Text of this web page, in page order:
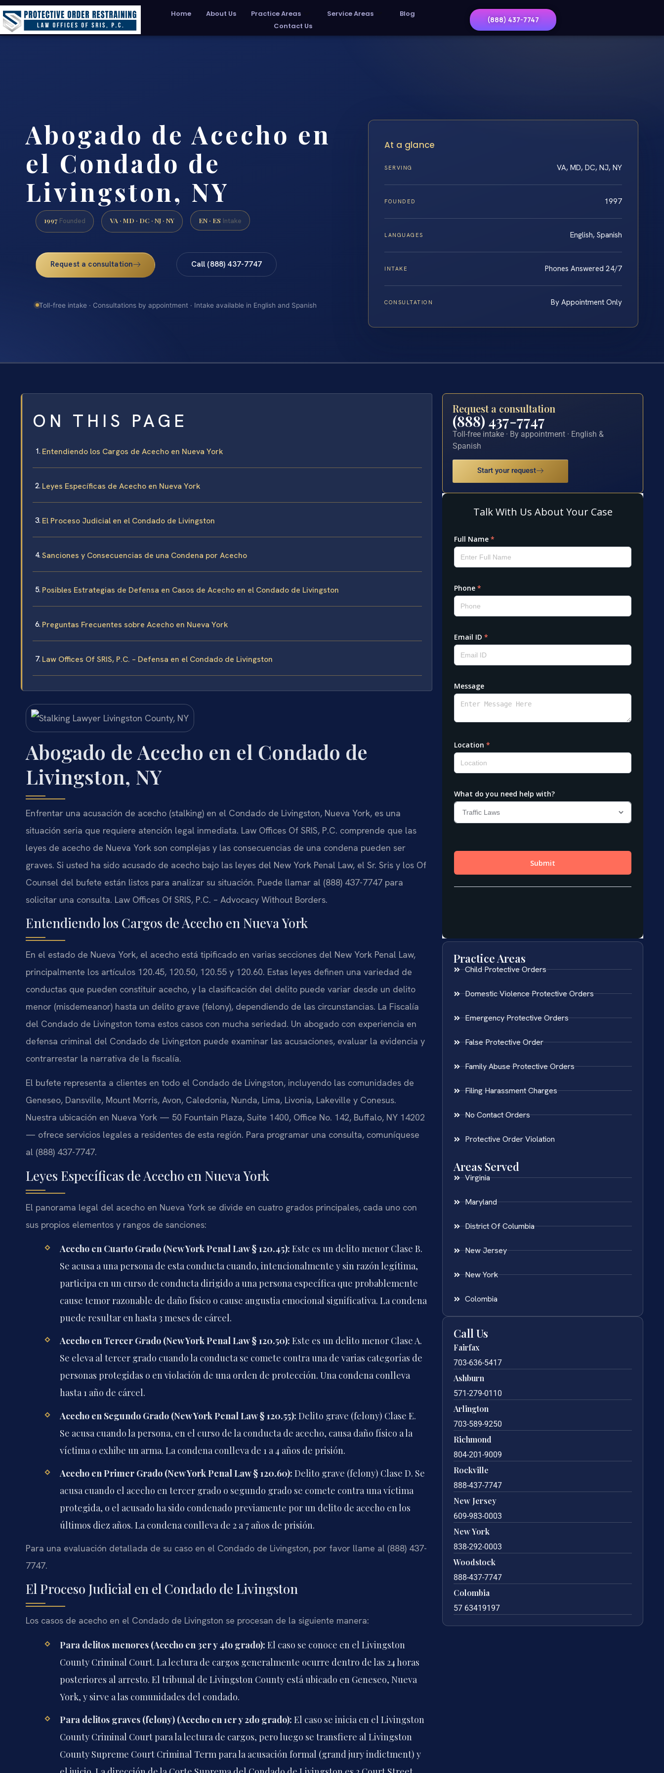
Home About Us Practice Areas Service Areas
Blog
Contact Us
(888) 437-7747
Abogado de Acecho en
el Condado de
Livingston, NY
1997 Founded VA · MD · DC · NJ · NY EN · ES Intake
Request a consultation Call (888) 437-7747
Toll-free intake · Consultations by appointment · Intake available in English and Spanish
At a glance
SERVING VA, MD, DC, NJ, NY
FOUNDED 1997
LANGUAGES English, Spanish
INTAKE Phones Answered 24/7
CONSULTATION By Appointment Only
ON THIS PAGE
Entendiendo los Cargos de Acecho en Nueva York
Leyes Específicas de Acecho en Nueva York
El Proceso Judicial en el Condado de Livingston
Sanciones y Consecuencias de una Condena por Acecho
Posibles Estrategias de Defensa en Casos de Acecho en el Condado de Livingston
Preguntas Frecuentes sobre Acecho en Nueva York
Law Offices Of SRIS, P.C. – Defensa en el Condado de Livingston
Abogado de Acecho en el Condado de
Livingston, NY
Enfrentar una acusación de acecho (stalking) en el Condado de Livingston, Nueva York, es una
situación seria que requiere atención legal inmediata. Law Offices Of SRIS, P.C. comprende que las
leyes de acecho de Nueva York son complejas y las consecuencias de una condena pueden ser
graves. Si usted ha sido acusado de acecho bajo las leyes del New York Penal Law, el Sr. Sris y los Of
Counsel del bufete están listos para analizar su situación. Puede llamar al (888) 437-7747 para
solicitar una consulta. Law Offices Of SRIS, P.C. – Advocacy Without Borders.
Entendiendo los Cargos de Acecho en Nueva York
En el estado de Nueva York, el acecho está tipificado en varias secciones del New York Penal Law,
principalmente los artículos 120.45, 120.50, 120.55 y 120.60. Estas leyes definen una variedad de
conductas que pueden constituir acecho, y la clasificación del delito puede variar desde un delito
menor (misdemeanor) hasta un delito grave (felony), dependiendo de las circunstancias. La Fiscalía
del Condado de Livingston toma estos casos con mucha seriedad. Un abogado con experiencia en
defensa criminal del Condado de Livingston puede examinar las acusaciones, evaluar la evidencia y
contrarrestar la narrativa de la fiscalía.
El bufete representa a clientes en todo el Condado de Livingston, incluyendo las comunidades de
Geneseo, Dansville, Mount Morris, Avon, Caledonia, Nunda, Lima, Livonia, Lakeville y Conesus.
Nuestra ubicación en Nueva York — 50 Fountain Plaza, Suite 1400, Office No. 142, Buffalo, NY 14202
— ofrece servicios legales a residentes de esta región. Para programar una consulta, comuníquese
al (888) 437-7747.
Leyes Específicas de Acecho en Nueva York
El panorama legal del acecho en Nueva York se divide en cuatro grados principales, cada uno con
sus propios elementos y rangos de sanciones:
Acecho en Cuarto Grado (New York Penal Law § 120.45): Este es un delito menor Clase B.
Se acusa a una persona de esta conducta cuando, intencionalmente y sin razón legítima,
participa en un curso de conducta dirigido a una persona específica que probablemente
cause temor razonable de daño físico o cause angustia emocional significativa. La condena
puede resultar en hasta 3 meses de cárcel.
Acecho en Tercer Grado (New York Penal Law § 120.50): Este es un delito menor Clase A.
Se eleva al tercer grado cuando la conducta se comete contra una de varias categorías de
personas protegidas o en violación de una orden de protección. Una condena conlleva
hasta 1 año de cárcel.
Acecho en Segundo Grado (New York Penal Law § 120.55): Delito grave (felony) Clase E.
Se acusa cuando la persona, en el curso de la conducta de acecho, causa daño físico a la
víctima o exhibe un arma. La condena conlleva de 1 a 4 años de prisión.
Acecho en Primer Grado (New York Penal Law § 120.60): Delito grave (felony) Clase D. Se
acusa cuando el acecho en tercer grado o segundo grado se comete contra una víctima
protegida, o el acusado ha sido condenado previamente por un delito de acecho en los
últimos diez años. La condena conlleva de 2 a 7 años de prisión.
Para una evaluación detallada de su caso en el Condado de Livingston, por favor llame al (888) 437-
7747.
El Proceso Judicial en el Condado de Livingston
Los casos de acecho en el Condado de Livingston se procesan de la siguiente manera:
Para delitos menores (Acecho en 3er y 4to grado): El caso se conoce en el Livingston
County Criminal Court. La lectura de cargos generalmente ocurre dentro de las 24 horas
posteriores al arresto. El tribunal de Livingston County está ubicado en Geneseo, Nueva
York, y sirve a las comunidades del condado.
Para delitos graves (felony) (Acecho en 1er y 2do grado): El caso se inicia en el Livingston
County Criminal Court para la lectura de cargos, pero luego se transfiere al Livingston
County Supreme Court Criminal Term para la acusación formal (grand jury indictment) y
Request a consultation
(888) 437-7747
Toll-free intake · By appointment · English &
Spanish
Start your request
Practice Areas
Child Protective Orders
Domestic Violence Protective Orders
Emergency Protective Orders
False Protective Order
Family Abuse Protective Orders
Filing Harassment Charges
No Contact Orders
Protective Order Violation
Areas Served
Virginia
Maryland
District Of Columbia
New Jersey
New York
Colombia
Call Us
Fairfax
703-636-5417
Ashburn
571-279-0110
Arlington
703-589-9250
Richmond
804-201-9009
Rockville
888-437-7747
New Jersey
609-983-0003
New York
838-292-0003
Woodstock
888-437-7747
Colombia
57 63419197